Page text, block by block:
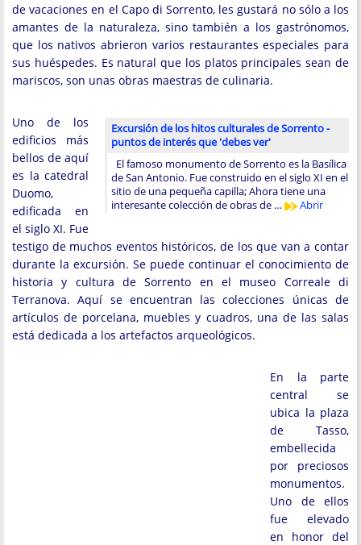
de vacaciones en el Capo di Sorrento, les gustará no sólo a los
amantes de la naturaleza, sino también a los gastrónomos,
que los nativos abrieron varios restaurantes especiales para
sus huéspedes. Es natural que los platos principales sean de
mariscos, son unas obras maestras de culinaria.
Excursión de los hitos culturales de Sorrento -
puntos de interés que 'debes ver'
El famoso monumento de Sorrento es la Basílica
de San Antonio. Fue construido en el siglo XI en el
sitio de una pequeña capilla; Ahora tiene una
interesante colección de obras de …
Abrir
Uno de los
edificios más
bellos de aquí
es la catedral
Duomo,
edificada en
el siglo XI. Fue
testigo de muchos eventos históricos, de los que van a contar
durante la excursión. Se puede continuar el conocimiento de
historia y cultura de Sorrento en el museo Correale di
Terranova. Aquí se encuentran las colecciones únicas de
artículos de porcelana, muebles y cuadros, una de las salas
está dedicada a los artefactos arqueológicos.
En la parte
central se
ubica la plaza
de Tasso,
embellecida
por preciosos
monumentos.
Uno de ellos
fue elevado
en honor del